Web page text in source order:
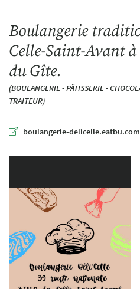
 Adresse email de réception
En cochant cette case, vous consentez à
email indiqué ci-dessus. Vous pouvez vous
formulaire de désinscription.
Boulangerie
Celle-Saint-Avant
du Gîte.
(BOULANGERIE - PÂTISSERIE -
TRAITEUR)
boulangerie-